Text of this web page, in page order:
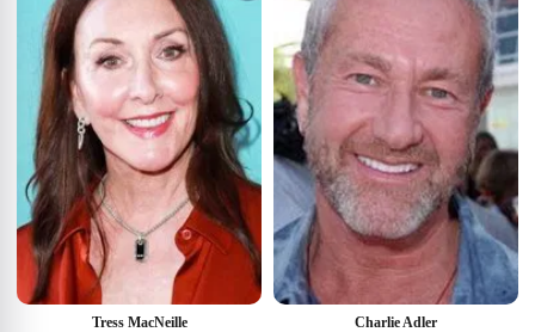
Tress MacNeille Charlie Adler